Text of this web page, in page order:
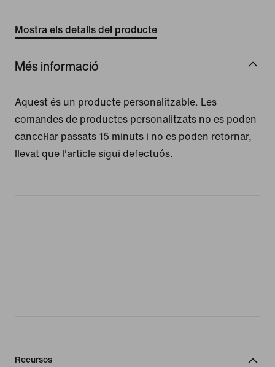
Mostra els detalls del producte
Més informació
Aquest és un producte personalitzable. Les
comandes de productes personalitzats no es poden
cancel·lar passats 15 minuts i no es poden retornar,
llevat que l'article sigui defectuós.
Recursos